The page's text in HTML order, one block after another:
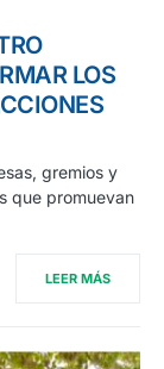
LOS
gremios y
que promuevan
LEER MÁS